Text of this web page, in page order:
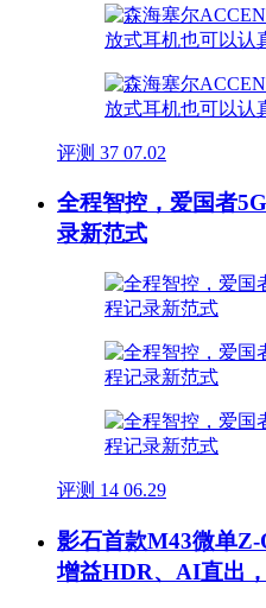
评测 37 07.02
全程智控，爱国者
录新范式
评测 14 06.29
影石首款M43微单
增益HDR、AI直出